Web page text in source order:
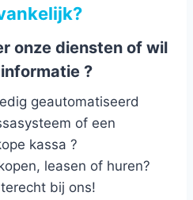
onze diensten of wil
?
geautomatiseerd
of een
kassa ?
leasen of huren?
bij ons!